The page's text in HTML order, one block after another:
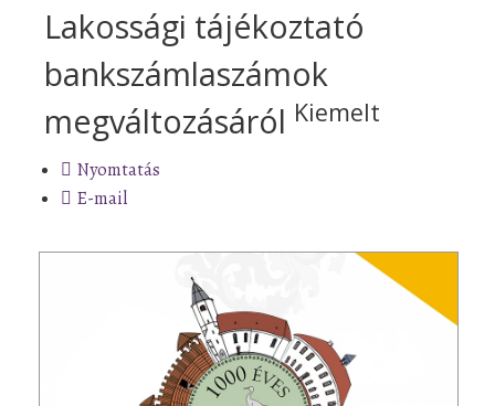
Lakossági tájékoztató
bankszámlaszámok
megváltozásáról Kiemelt
Nyomtatás
E-mail